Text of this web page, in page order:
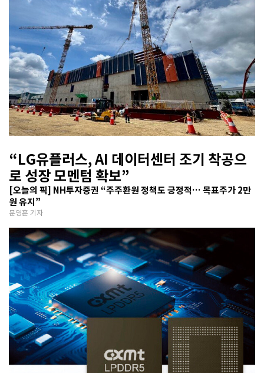
“LG유플러스, AI 데이터센터 조기 착공으
로 성장 모멘텀 확보”
[오늘의 픽] NH투자증권 “주주환원 정책도 긍정적… 목표주가 2만
원 유지”
문영훈 기자